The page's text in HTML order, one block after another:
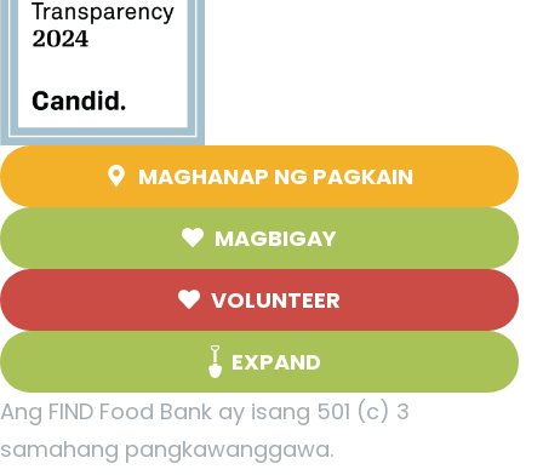
MAGHANAP NG PAGKAIN
MAGBIGAY
VOLUNTEER
EXPAND
Ang FIND Food Bank ay isang 501 (c) 3
samahang pangkawanggawa.